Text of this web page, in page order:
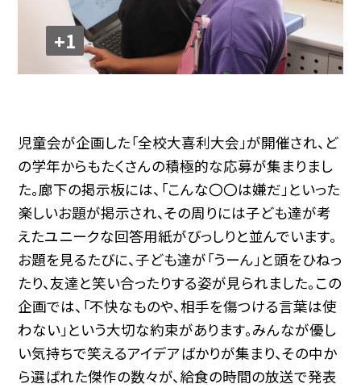
+1
児童会が企画した「全校大喜利大会」が開催され、ど
の学年からもたくさんの積極的な応募が集まりまし
た。廊下の掲示板には、「こんな〇〇は嫌だ」といった
楽しいお題が掲示され、その周りには子ども達が考
えたユニークな回答用紙がびっしりと並んでいます。
お題を見るたびに、子ども達が「うーん」と頭をひねっ
たり、友達と笑い合ったりする姿が見られました。この
企画では、「不快なものや、相手を傷つける言葉は使
わない」という大切な約束があります。みんなが優し
い気持ちで笑えるアイデアばかりが集まり、その中か
ら選ばれた傑作の数々が、給食の時間の放送で発表